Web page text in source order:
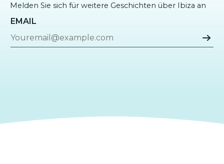
Melden Sie sich für weitere Geschichten über Ibiza an
EMAIL